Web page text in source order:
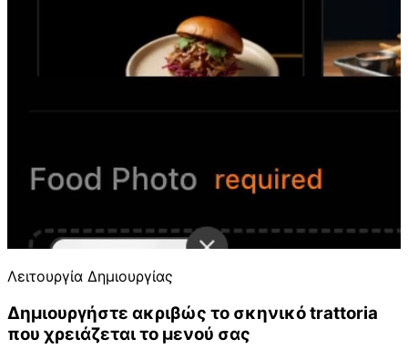
Λειτουργία Δημιουργίας
Δημιουργήστε ακριβώς το σκηνικό trattoria
που χρειάζεται το μενού σας